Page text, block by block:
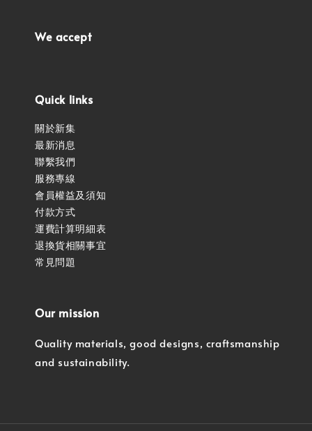
We accept
Quick links
關於新集
最新消息
聯繫我們
服務專線
會員權益及須知
付款方式
運費計算明細表
退換貨相關事宜
常見問題
Our mission
Quality materials, good designs, craftsmanship
and sustainability.